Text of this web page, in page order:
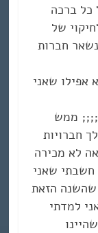
כל ברכה
של
חברות
אפילו שאני
;;;; ממש
חברויות
לא מכירה
שאני
שהשנה הזאת
למדתי